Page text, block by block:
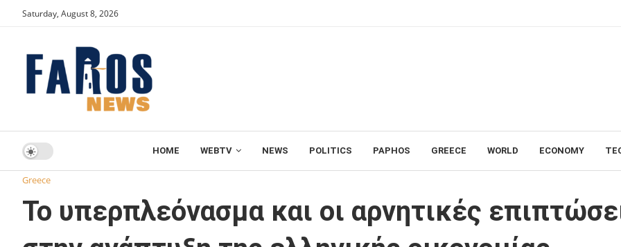
Saturday, August 8, 2026
HOME WEBTV NEWS POLITICS PAPHOS GREECE WORLD ECONOMY
Home Το υπερπλεόνασμα και οι αρνητικές επιπτώσεις στην ανάπτυξη της ελληνικής οικονομίας
Greece
Το υπερπλεόνασμα και οι αρνητικές